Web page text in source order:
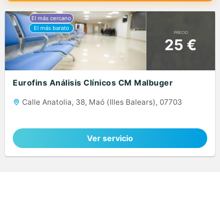
PRECIO
25 €
Eurofins Análisis Clínicos CM Malbuger
Calle Anatolia, 38, Maó (Illes Balears), 07703
Ver servicio